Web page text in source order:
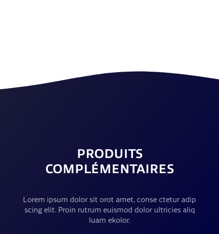
PRODUITS
COMPLÉMENTAIRES
Lorem ipsum dolor sit orot amet, conse ctetur adip
scing elit. Proin rutrum euismod dolor ultricies aliq
luam ekolor.